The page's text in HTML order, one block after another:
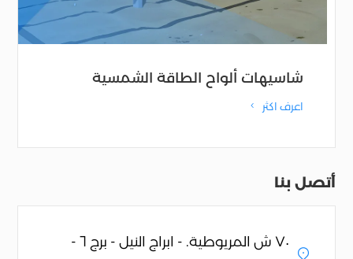
شاسيهات ألواح الطاقة الشمسية
اعرف اكثر 4
أتصل بنا
٧٠ ش المريوطية. - ابراج النيل - برج ٦ -